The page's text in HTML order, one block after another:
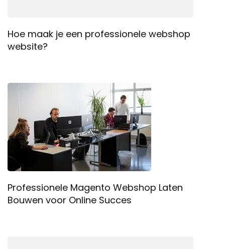
Hoe maak je een professionele webshop
website?
Professionele Magento Webshop Laten
Bouwen voor Online Succes